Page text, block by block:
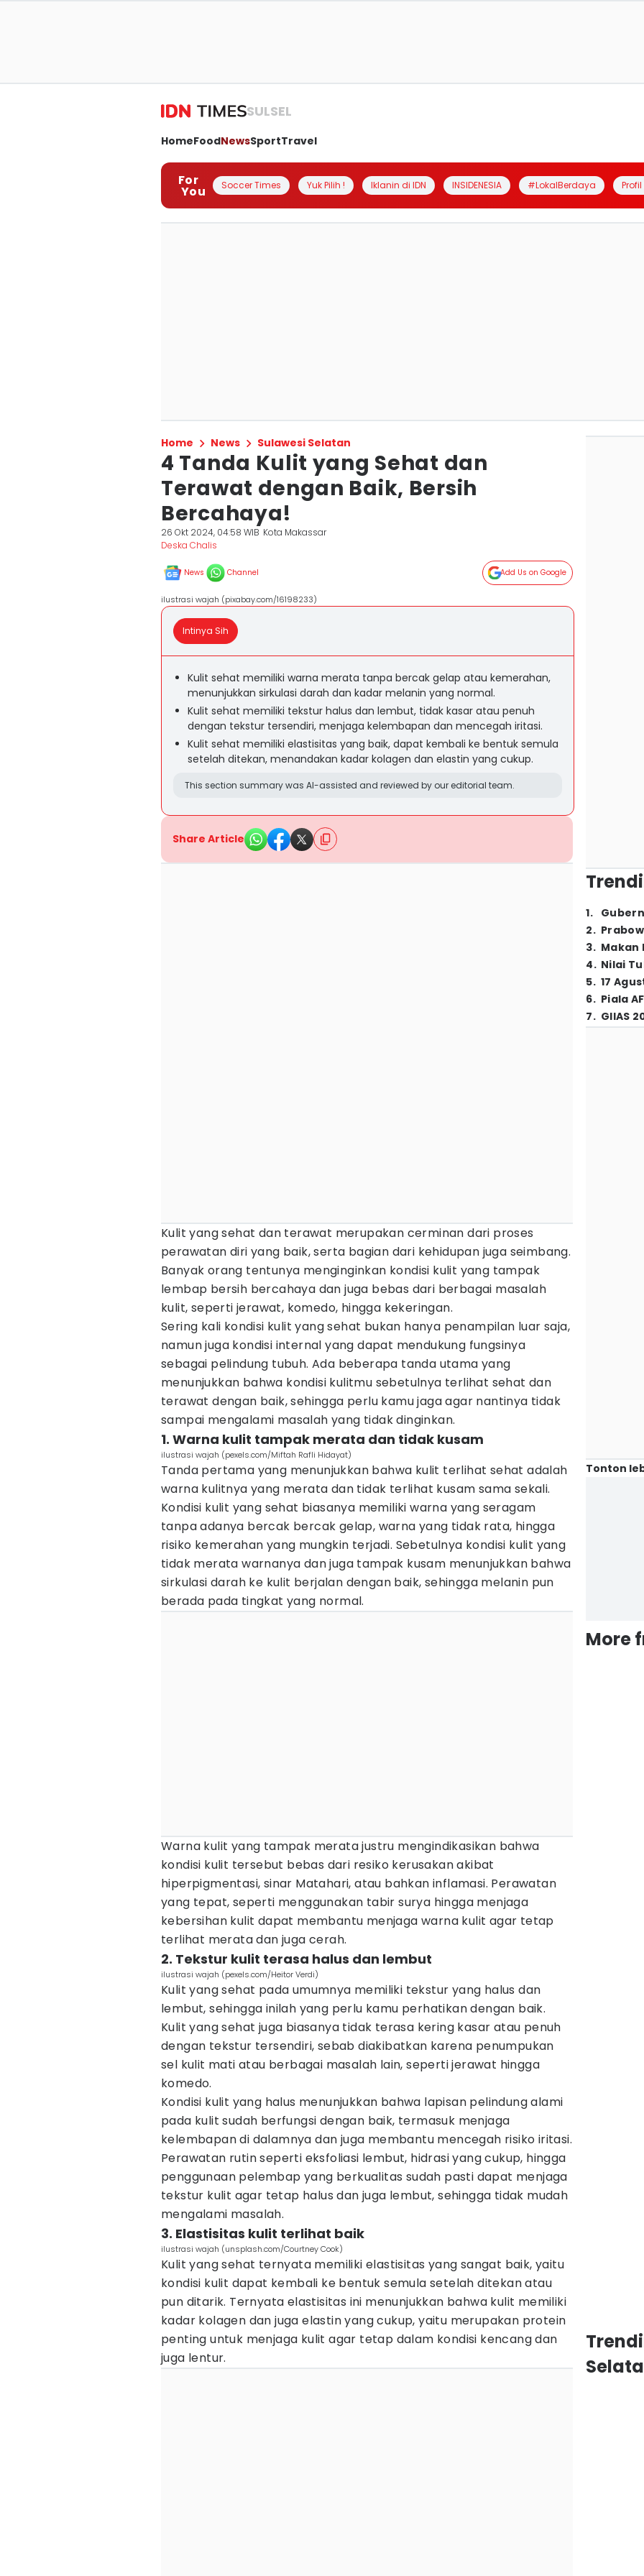
SULSEL
HomeFoodNewsSportTravel
For
You Soccer Times Yuk Pilih ! Iklanin di IDN INSIDENESIA #LokalBerdaya
Home News Sulawesi Selatan
4 Tanda Kulit yang Sehat dan
Terawat dengan Baik, Bersih
Bercahaya!
26 Okt 2024, 04:58 WIB Kota Makassar
Deska Chalis
News Channel Add Us on Google
ilustrasi wajah (pixabay.com/16198233)
Intinya Sih
Kulit sehat memiliki warna merata tanpa bercak gelap atau kemerahan,
menunjukkan sirkulasi darah dan kadar melanin yang normal.
Kulit sehat memiliki tekstur halus dan lembut, tidak kasar atau penuh
dengan tekstur tersendiri, menjaga kelembapan dan mencegah iritasi.
Kulit sehat memiliki elastisitas yang baik, dapat kembali ke bentuk semula
setelah ditekan, menandakan kadar kolagen dan elastin yang cukup.
This section summary was AI-assisted and reviewed by our editorial team.
Share Article
Kulit yang sehat dan terawat merupakan cerminan dari proses
perawatan diri yang baik, serta bagian dari kehidupan juga seimbang.
Banyak orang tentunya menginginkan kondisi kulit yang tampak
lembap bersih bercahaya dan juga bebas dari berbagai masalah
kulit, seperti jerawat, komedo, hingga kekeringan.
Sering kali kondisi kulit yang sehat bukan hanya penampilan luar saja,
namun juga kondisi internal yang dapat mendukung fungsinya
sebagai pelindung tubuh. Ada beberapa tanda utama yang
menunjukkan bahwa kondisi kulitmu sebetulnya terlihat sehat dan
terawat dengan baik, sehingga perlu kamu jaga agar nantinya tidak
sampai mengalami masalah yang tidak dinginkan.
1. Warna kulit tampak merata dan tidak kusam
ilustrasi wajah (pexels.com/Miftah Rafli Hidayat)
Tanda pertama yang menunjukkan bahwa kulit terlihat sehat adalah
warna kulitnya yang merata dan tidak terlihat kusam sama sekali.
Kondisi kulit yang sehat biasanya memiliki warna yang seragam
tanpa adanya bercak bercak gelap, warna yang tidak rata, hingga
risiko kemerahan yang mungkin terjadi. Sebetulnya kondisi kulit yang
tidak merata warnanya dan juga tampak kusam menunjukkan bahwa
sirkulasi darah ke kulit berjalan dengan baik, sehingga melanin pun
berada pada tingkat yang normal.
Warna kulit yang tampak merata justru mengindikasikan bahwa
kondisi kulit tersebut bebas dari resiko kerusakan akibat
hiperpigmentasi, sinar Matahari, atau bahkan inflamasi. Perawatan
yang tepat, seperti menggunakan tabir surya hingga menjaga
kebersihan kulit dapat membantu menjaga warna kulit agar tetap
terlihat merata dan juga cerah.
2. Tekstur kulit terasa halus dan lembut
ilustrasi wajah (pexels.com/Heitor Verdi)
Kulit yang sehat pada umumnya memiliki tekstur yang halus dan
lembut, sehingga inilah yang perlu kamu perhatikan dengan baik.
Kulit yang sehat juga biasanya tidak terasa kering kasar atau penuh
dengan tekstur tersendiri, sebab diakibatkan karena penumpukan
sel kulit mati atau berbagai masalah lain, seperti jerawat hingga
komedo.
Kondisi kulit yang halus menunjukkan bahwa lapisan pelindung alami
pada kulit sudah berfungsi dengan baik, termasuk menjaga
kelembapan di dalamnya dan juga membantu mencegah risiko iritasi.
Perawatan rutin seperti eksfoliasi lembut, hidrasi yang cukup, hingga
penggunaan pelembap yang berkualitas sudah pasti dapat menjaga
tekstur kulit agar tetap halus dan juga lembut, sehingga tidak mudah
mengalami masalah.
3. Elastisitas kulit terlihat baik
ilustrasi wajah (unsplash.com/Courtney Cook)
Kulit yang sehat ternyata memiliki elastisitas yang sangat baik, yaitu
kondisi kulit dapat kembali ke bentuk semula setelah ditekan atau
pun ditarik. Ternyata elastisitas ini menunjukkan bahwa kulit memiliki
kadar kolagen dan juga elastin yang cukup, yaitu merupakan protein
penting untuk menjaga kulit agar tetap dalam kondisi kencang dan
juga lentur.
1.
2.
3. Makan
4. Nilai
5. 17
6. Piala
7. GIIAS
Tonton
More